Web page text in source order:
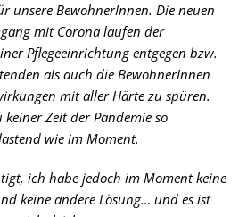
unsere BewohnerInnen. Die neuen
mit Corona laufen der
Pflegeeinrichtung entgegen bzw.
als auch die BewohnerInnen
mit aller Härte zu spüren.
Zeit der Pandemie so
wie im Moment.
ich habe jedoch im Moment keine
keine andere Lösung… und es ist